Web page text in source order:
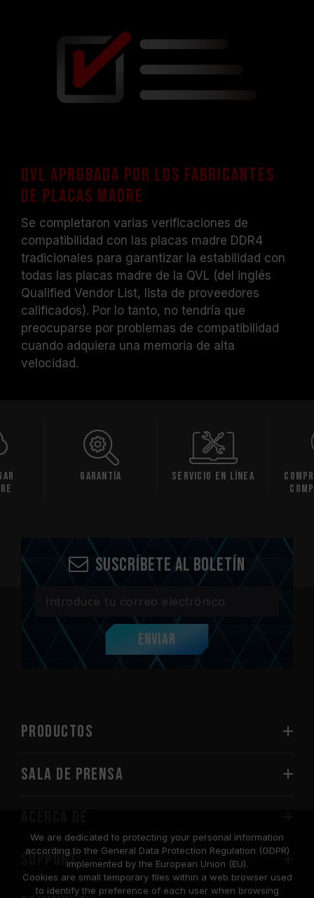
QVL aprobada por los fabricantes
de placas madre
Se completaron varias verificaciones de
compatibilidad con las placas madre DDR4
tradicionales para garantizar la estabilidad con
todas las placas madre de la QVL (del inglés
Qualified Vendor List, lista de proveedores
calificados). Por lo tanto, no tendría que
preocuparse por problemas de compatibilidad
cuando adquiera una memoria de alta
velocidad.
Garantía Servicio en línea
Suscríbete al boletín
Enviar
PRODUCTOS
Sala de prensa
SUPPORT
We are dedicated to protecting your personal information
according to the General Data Protection Regulation (GDPR)
implemented by the European Union (EU).
Cookies are small temporary files within a web browser used
to identify the preference of each user when browsing